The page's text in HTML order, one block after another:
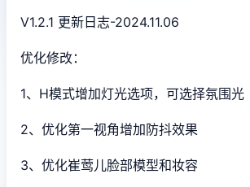
V1.2.1 更新日志-2024.11.06
优化修改：
1、H模式增加灯光选项，可选择氛围光
2、优化第一视角增加防抖效果
3、优化崔莺儿脸部模型和妆容